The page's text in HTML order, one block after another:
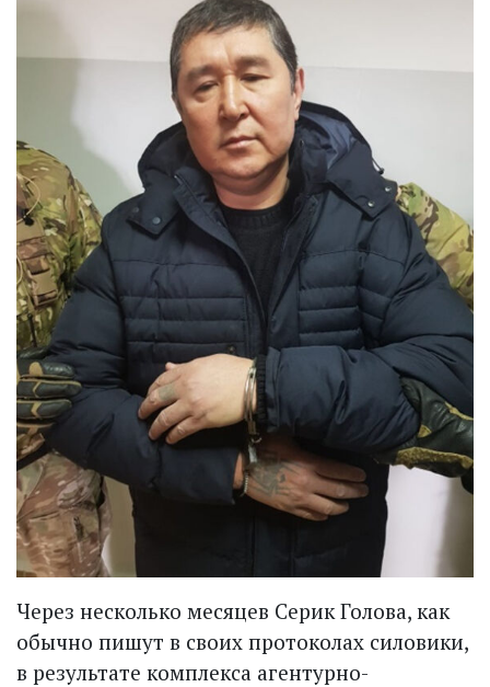
Через несколько месяцев Серик Голова, как
обычно пишут в своих протоколах силовики,
в результате комплекса агентурно-